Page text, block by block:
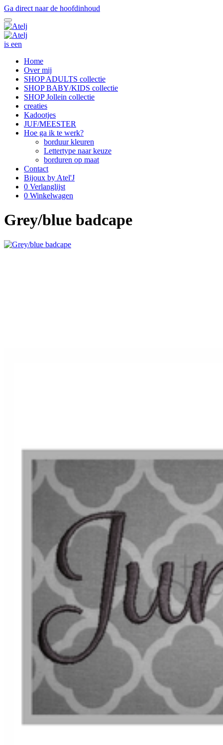
Ga direct naar de hoofdinhoud
is een
Home
Over mij
SHOP ADULTS collectie
SHOP BABY/KIDS collectie
SHOP Jollein collectie
creaties
Kadootjes
JUF/MEESTER
Hoe ga ik te werk?
borduur kleuren
Lettertype naar keuze
borduren op maat
Contact
Bijoux by Atel'J
0 Verlanglijst
0 Winkelwagen
Grey/blue badcape